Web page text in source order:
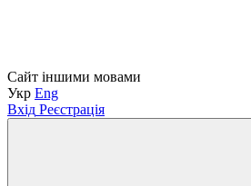
Сайт іншими мовами
Укр Eng
Вхід Реєстрація